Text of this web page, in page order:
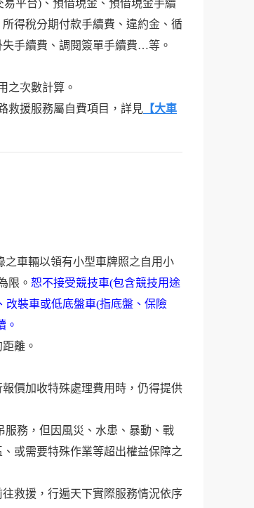
平台)、預借現金、預借現金手續
得稅分期付款手續費、違約金、循
手續費、調閱簽單手續費…等。
之次數計算。
救援服務屬自費項目，詳見 【大車
之車輛以領有小型車牌照之自用小
限。 恕不接受競技車(包含競技用途
改裝車或低底盤車(指底盤、保險
。
離。
價加收特殊處理費用時，仍得提供
服務，但因風災、水患、暴動、戰
或需要特殊作業等超出權益保障之
救援，行遍天下實際服務情況依序